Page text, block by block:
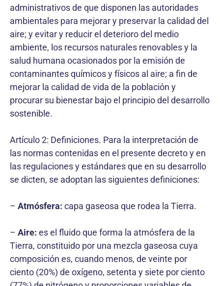
administrativos de que disponen las autoridades
ambientales para mejorar y preservar la calidad del
aire; y evitar y reducir el deterioro del medio
ambiente, los recursos naturales renovables y la
salud humana ocasionados por la emisión de
contaminantes químicos y físicos al aire; a fin de
mejorar la calidad de vida de la población y
procurar su bienestar bajo el principio del desarrollo
sostenible.
Artículo 2: Definiciones. Para la interpretación de
las normas contenidas en el presente decreto y en
las regulaciones y estándares que en su desarrollo
se dicten, se adoptan las siguientes definiciones:
– Atmósfera: capa gaseosa que rodea la Tierra.
– Aire: es el fluido que forma la atmósfera de la
Tierra, constituido por una mezcla gaseosa cuya
composición es, cuando menos, de veinte por
ciento (20%) de oxígeno, setenta y siete por ciento